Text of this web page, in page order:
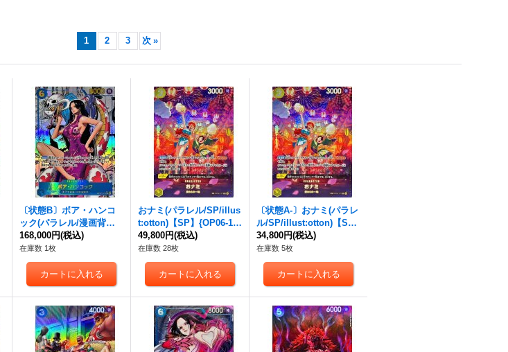
1 2 3 次 »
〔状態B〕ボア・ハンコ
ック(パラレル/漫画背景/
漫画絵)【SR/SP】{OP07
-051}
168,000円(税込)
在庫数 1枚
おナミ(パラレル/SP/illus
t:otton)【SP】{OP06-10
1[OP07]}
49,800円(税込)
在庫数 28枚
〔状態A-〕おナミ(パラレ
ル/SP/illust:otton)【S
P】{OP06-101[OP07]}
34,800円(税込)
在庫数 5枚